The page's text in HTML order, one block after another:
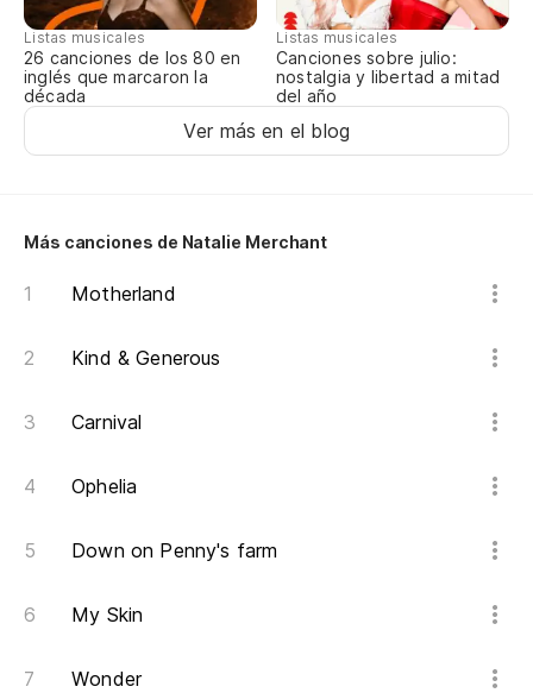
Listas musicales
26 canciones de los 80 en
inglés que marcaron la
década
Listas musicales
Canciones sobre julio:
nostalgia y libertad a mitad
del año
Ver más en el blog
Más canciones de Natalie Merchant
Motherland
Kind & Generous
Carnival
Ophelia
Down on Penny's farm
My Skin
Wonder